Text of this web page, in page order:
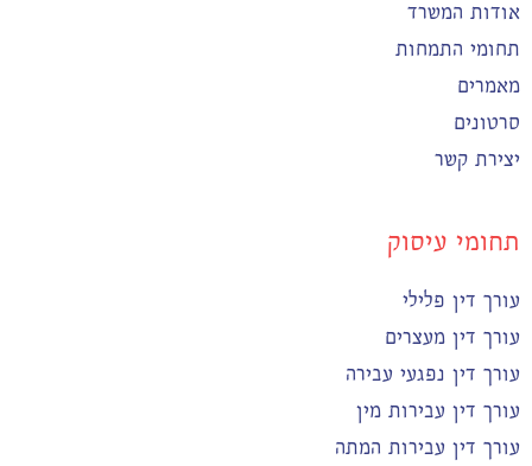
אודות המשרד
תחומי התמחות
מאמרים
סרטונים
יצירת קשר
תחומי עיסוק
עורך דין פלילי
עורך דין מעצרים
עורך דין נפגעי עבירה
עורך דין עבירות מין
עורך דין עבירות המתה